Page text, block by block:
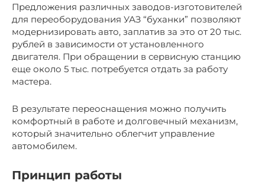
Предложения различных заводов-изготовителей
для переоборудования УАЗ “буханки” позволяют
модернизировать авто, заплатив за это от 20 тыс.
рублей в зависимости от установленного
двигателя. При обращении в сервисную станцию
еще около 5 тыс. потребуется отдать за работу
мастера.
В результате переоснащения можно получить
комфортный в работе и долговечный механизм,
который значительно облегчит управление
автомобилем.
Принцип работы